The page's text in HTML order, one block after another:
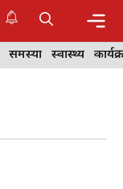
समस्या स्वास्थ्य